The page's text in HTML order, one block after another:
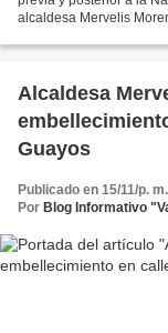
alcaldesa Mervelis
Alcaldesa
Guayos
Publicado en 15/11/p.
Por Blog Informativo